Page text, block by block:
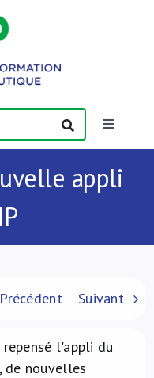
Toggle
appli
Précédent Suivant
l'appli du
de nouvelles